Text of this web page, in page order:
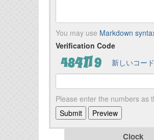
You may use Markdown
Verification Code
新しいコー
Please enter the numbers as
Clock